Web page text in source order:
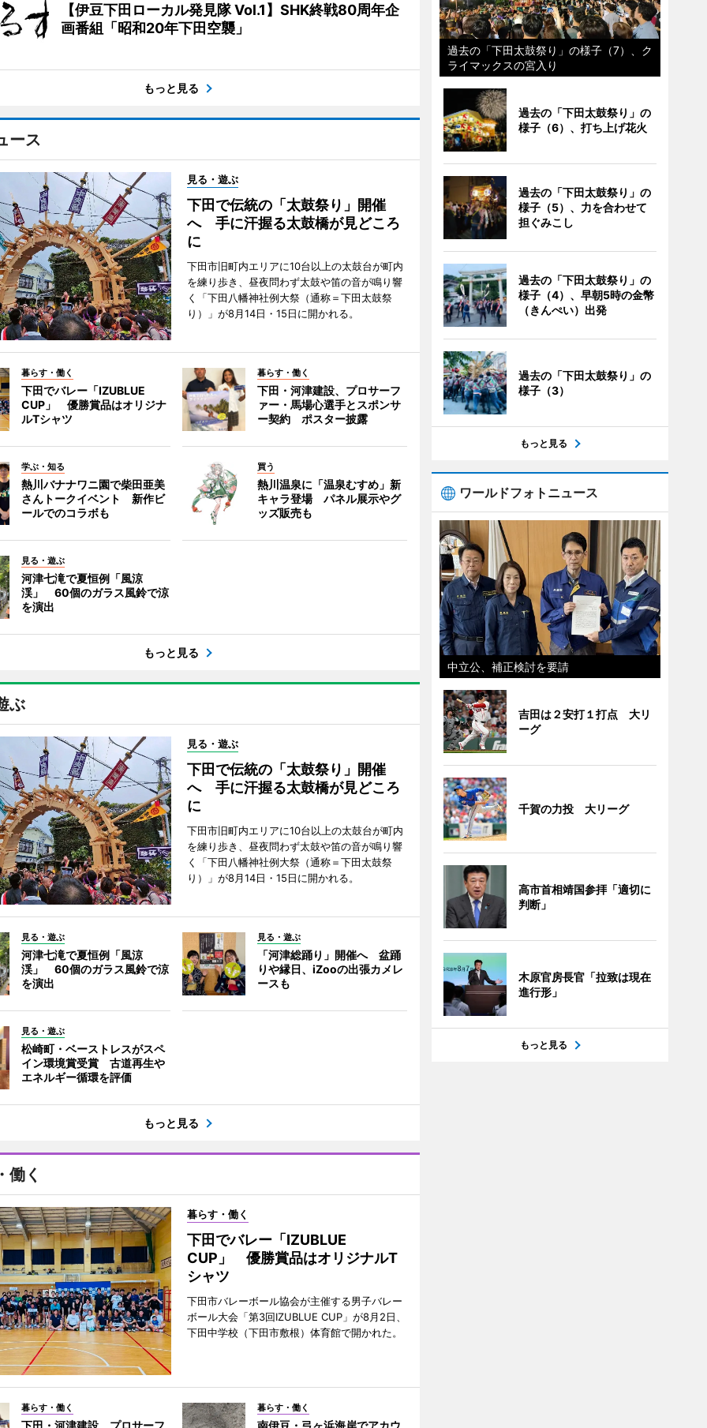
【伊豆下田ローカル発見隊 Vol.1】SHK終戦80周年企
画番組「昭和20年下田空襲」
もっと見る
ース
見る・遊ぶ
下田で伝統の「太鼓祭り」開催
へ 手に汗握る太鼓橋が見どころ
に
下田市旧町内エリアに10台以上の太鼓台が町内
を練り歩き、昼夜問わず太鼓や笛の音が鳴り響
く「下田八幡神社例大祭（通称＝下田太鼓祭
り）」が8月14日・15日に開かれる。
暮らす・働く
下田でバレー「IZUBLUE
CUP」 優勝賞品はオリジナ
ルTシャツ
暮らす・働く
下田・河津建設、プロサーフ
ァー・馬場心選手とスポンサ
ー契約 ポスター披露
学ぶ・知る
熱川バナナワニ園で柴田亜美
さんトークイベント 新作ビ
ールでのコラボも
買う
熱川温泉に「温泉むすめ」新
キャラ登場 パネル展示やグ
ッズ販売も
見る・遊ぶ
河津七滝で夏恒例「風涼
渓」 60個のガラス風鈴で涼
を演出
もっと見る
ぶ
見る・遊ぶ
下田で伝統の「太鼓祭り」開催
へ 手に汗握る太鼓橋が見どころ
に
下田市旧町内エリアに10台以上の太鼓台が町内
を練り歩き、昼夜問わず太鼓や笛の音が鳴り響
く「下田八幡神社例大祭（通称＝下田太鼓祭
り）」が8月14日・15日に開かれる。
見る・遊ぶ
河津七滝で夏恒例「風涼
渓」 60個のガラス風鈴で涼
を演出
見る・遊ぶ
「河津総踊り」開催へ 盆踊
りや縁日、iZooの出張カメレ
ースも
見る・遊ぶ
松崎町・ベーストレスがスペ
イン環境賞受賞 古道再生や
エネルギー循環を評価
もっと見る
働く
暮らす・働く
下田でバレー「IZUBLUE
CUP」 優勝賞品はオリジナルT
シャツ
下田市バレーボール協会が主催する男子バレー
ボール大会「第3回IZUBLUE CUP」が8月2日、
下田中学校（下田市敷根）体育館で開かれた。
暮らす・働く
下田・河津建設、プロサーフ
暮らす・働く
南伊豆・弓ヶ浜海岸でアカウ
過去の「下田太鼓祭り」の様子（7）、ク
ライマックスの宮入り
過去の「下田太鼓祭り」の
様子（6）、打ち上げ花火
過去の「下田太鼓祭り」の
様子（5）、力を合わせて
担ぐみこし
過去の「下田太鼓祭り」の
様子（4）、早朝5時の金幣
（きんぺい）出発
過去の「下田太鼓祭り」の
様子（3）
もっと見る
ワールドフォトニュース
中立公、補正検討を要請
吉田は２安打１打点 大リ
ーグ
千賀の力投 大リーグ
高市首相靖国参拝「適切に
判断」
木原官房長官「拉致は現在
進行形」
もっと見る